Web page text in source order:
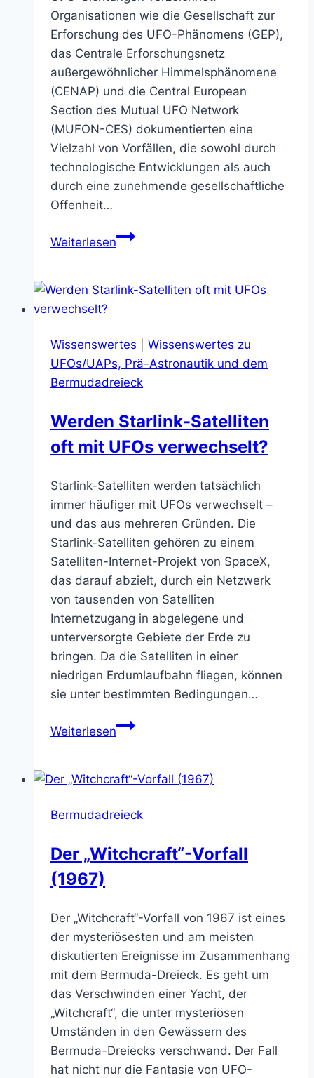
Organisationen wie die Gesellschaft zur
Erforschung des UFO-Phänomens (GEP),
das Centrale Erforschungsnetz
außergewöhnlicher Himmelsphänomene
(CENAP) und die Central European
Section des Mutual UFO Network
(MUFON-CES) dokumentierten eine
Vielzahl von Vorfällen, die sowohl durch
technologische Entwicklungen als auch
durch eine zunehmende gesellschaftliche
Offenheit…
WeiterlesenUFO-
Deutschland
Rekord-
Niveau
Wissenswertes
Wissenswertes zu
UFOs/UAPs, Prä-Astronautik und dem
Bermudadreieck
Werden Starlink-Satelliten
oft mit UFOs verwechselt?
Starlink-Satelliten werden tatsächlich
immer häufiger mit UFOs verwechselt –
und das aus mehreren Gründen. Die
Starlink-Satelliten gehören zu einem
Satelliten-Internet-Projekt von SpaceX,
das darauf abzielt, durch ein Netzwerk
von tausenden von Satelliten
Internetzugang in abgelegene und
unterversorgte Gebiete der Erde zu
bringen. Da die Satelliten in einer
niedrigen Erdumlaufbahn fliegen, können
sie unter bestimmten Bedingungen…
WeiterlesenWerden
oft
UFOs
Bermudadreieck
Der „Witchcraft“-Vorfall
(1967)
Der „Witchcraft“-Vorfall von 1967 ist eines
der mysteriösesten und am meisten
diskutierten Ereignisse im Zusammenhang
mit dem Bermuda-Dreieck. Es geht um
das Verschwinden einer Yacht, der
„Witchcraft“, die unter mysteriösen
Umständen in den Gewässern des
Bermuda-Dreiecks verschwand. Der Fall
hat nicht nur die Fantasie von UFO-